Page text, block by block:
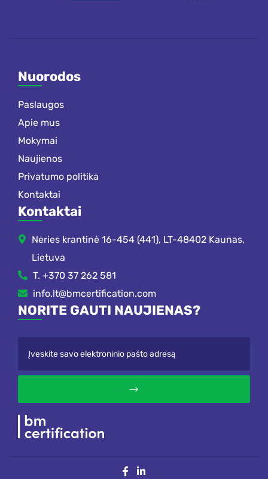
Nuorodos
Paslaugos
Apie mus
Mokymai
Naujienos
Privatumo politika
Kontaktai
Kontaktai
Neries krantinė 16-454 (441), LT-48402 Kaunas,
Lietuva
T. +370 37 262 581
info.lt@bmcertification.com
NORITE GAUTI NAUJIENAS?